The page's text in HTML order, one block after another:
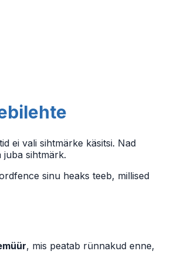
ei vali sihtmärke käsitsi. Nad
juba sihtmärk.
sinu heaks teeb, millised
, mis peatab rünnakud enne,